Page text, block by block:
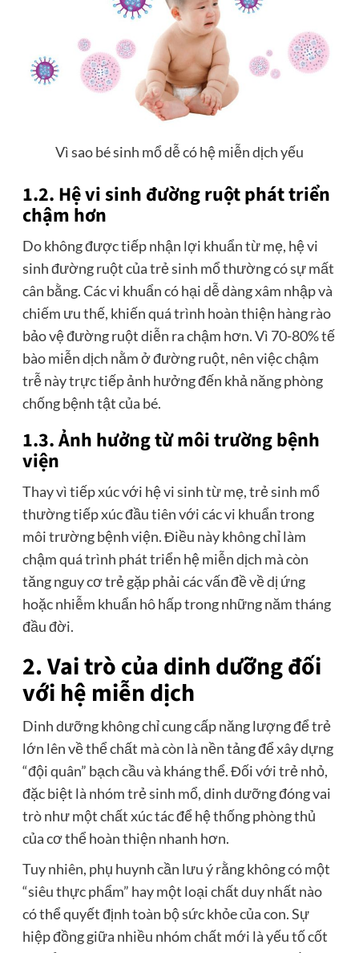
Vì sao bé sinh mổ dễ có hệ miễn dịch yếu
1.2. Hệ vi sinh đường ruột phát triển
chậm hơn
Do không được tiếp nhận lợi khuẩn từ mẹ, hệ vi
sinh đường ruột của trẻ sinh mổ thường có sự mất
cân bằng. Các vi khuẩn có hại dễ dàng xâm nhập và
chiếm ưu thế, khiến quá trình hoàn thiện hàng rào
bảo vệ đường ruột diễn ra chậm hơn. Vì 70-80% tế
bào miễn dịch nằm ở đường ruột, nên việc chậm
trễ này trực tiếp ảnh hưởng đến khả năng phòng
chống bệnh tật của bé.
1.3. Ảnh hưởng từ môi trường bệnh
viện
Thay vì tiếp xúc với hệ vi sinh từ mẹ, trẻ sinh mổ
thường tiếp xúc đầu tiên với các vi khuẩn trong
môi trường bệnh viện. Điều này không chỉ làm
chậm quá trình phát triển hệ miễn dịch mà còn
tăng nguy cơ trẻ gặp phải các vấn đề về dị ứng
hoặc nhiễm khuẩn hô hấp trong những năm tháng
đầu đời.
2. Vai trò của dinh dưỡng đối
với hệ miễn dịch
Dinh dưỡng không chỉ cung cấp năng lượng để trẻ
lớn lên về thể chất mà còn là nền tảng để xây dựng
“đội quân” bạch cầu và kháng thể. Đối với trẻ nhỏ,
đặc biệt là nhóm trẻ sinh mổ, dinh dưỡng đóng vai
trò như một chất xúc tác để hệ thống phòng thủ
của cơ thể hoàn thiện nhanh hơn.
Tuy nhiên, phụ huynh cần lưu ý rằng không có một
“siêu thực phẩm” hay một loại chất duy nhất nào
có thể quyết định toàn bộ sức khỏe của con. Sự
hiệp đồng giữa nhiều nhóm chất mới là yếu tố cốt